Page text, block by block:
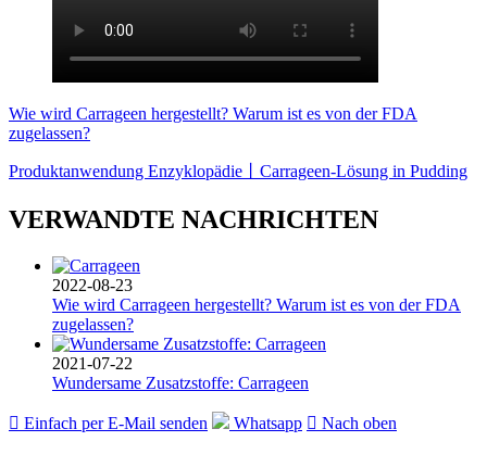
Wie wird Carrageen hergestellt? Warum ist es von der FDA
zugelassen?
Produktanwendung Enzyklopädie丨Carrageen-Lösung in Pudding
VERWANDTE NACHRICHTEN
2022-08-23
Wie wird Carrageen hergestellt? Warum ist es von der FDA
zugelassen?
2021-07-22
Wundersame Zusatzstoffe: Carrageen
 Einfach per E-Mail senden Whatsapp  Nach oben